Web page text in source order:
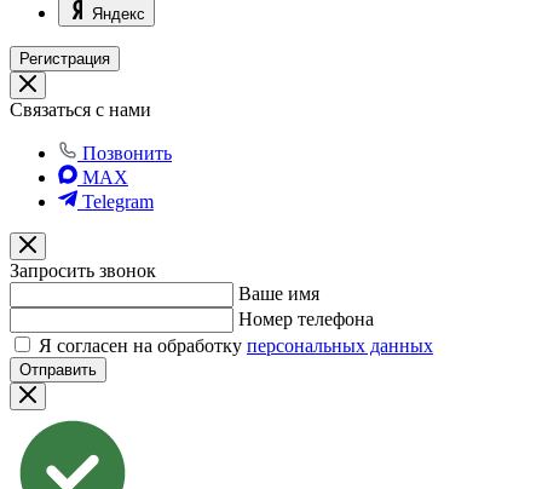
Яндекс
Регистрация
Связаться с нами
Позвонить
MAX
Telegram
Запросить звонок
Ваше имя
Номер телефона
Я согласен на обработку персональных данных
Отправить